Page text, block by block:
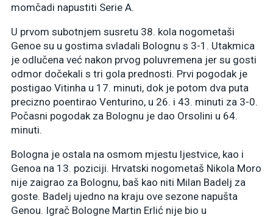
momčadi napustiti Serie A.
U prvom subotnjem susretu 38. kola nogometaši
Genoe su u gostima svladali Bolognu s 3-1. Utakmica
je odlučena već nakon prvog poluvremena jer su gosti
odmor dočekali s tri gola prednosti. Prvi pogodak je
postigao Vitinha u 17. minuti, dok je potom dva puta
precizno poentirao Venturino, u 26. i 43. minuti za 3-0.
Počasni pogodak za Bolognu je dao Orsolini u 64.
minuti.
Bologna je ostala na osmom mjestu ljestvice, kao i
Genoa na 13. poziciji. Hrvatski nogometaš Nikola Moro
nije zaigrao za Bolognu, baš kao niti Milan Badelj za
goste. Badelj ujedno na kraju ove sezone napušta
Genou. Igrač Bologne Martin Erlić nije bio u